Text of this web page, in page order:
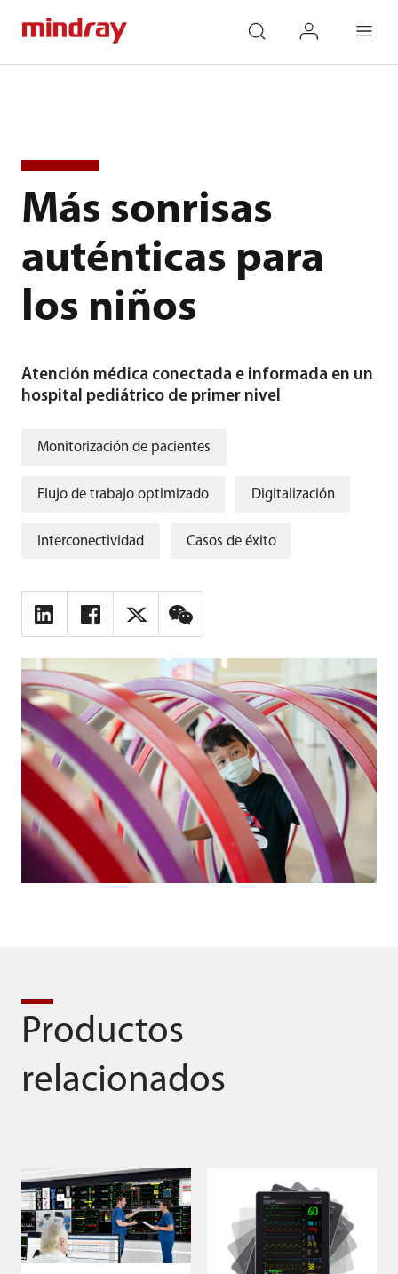
Más sonrisas
auténticas para
los niños
Atención médica conectada e informada en un
hospital pediátrico de primer nivel
Monitorización de pacientes
Flujo de trabajo optimizado Digitalización
Interconectividad Casos de éxito
Productos
relacionados